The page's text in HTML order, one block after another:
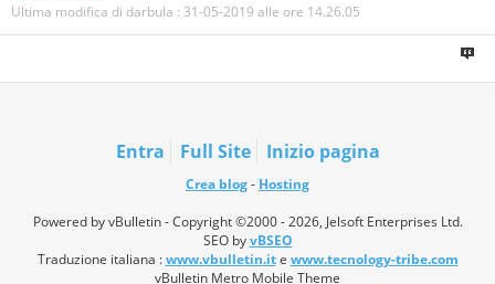
Ultima modifica di darbula : 31-05-2019 alle ore 14.26.05
Entra Full Site Inizio pagina
Crea blog- Hosting
Powered by vBulletin - Copyright ©2000 - 2026, Jelsoft Enterprises Ltd.
SEO byvBSEO
Traduzione italiana :www.vbulletin.ite www.tecnology-tribe.com
vBulletin Metro Mobile Theme